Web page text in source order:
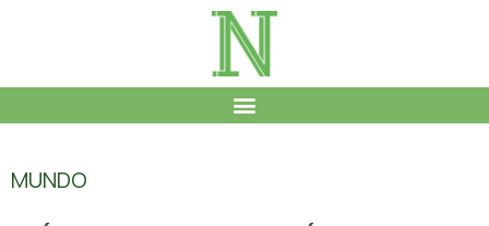
MUNDO